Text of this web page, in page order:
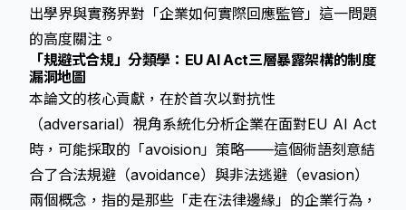
出學界與實務界對「企業如何實際回應監管」這一問題
的高度關注。
「規避式合規」分類學：EU AI Act三層暴露架構的制度
漏洞地圖
本論文的核心貢獻，在於首次以對抗性
（adversarial）視角系統化分析企業在面對EU AI Act
時，可能採取的「avoision」策略——這個術語刻意結
合了合法規避（avoidance）與非法逃避（evasion）
兩個概念，指的是那些「走在法律邊緣」的企業行為，